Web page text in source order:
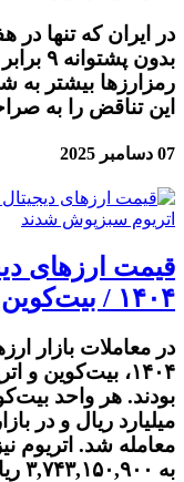
در ایران که تنها
بدون
رمزارزها بیشتر
این تناقض را به
07 دسامبر 2025
۱۴۰۴ / بیت‌کوین و اتریوم سبزپوش شدند
۱۴۰۴، بیت‌کوین
معامله شد. اتریوم
به ۳,۷۴۳,۱۵۰,۹۰۰ ریال در بازار داخلی رسید.